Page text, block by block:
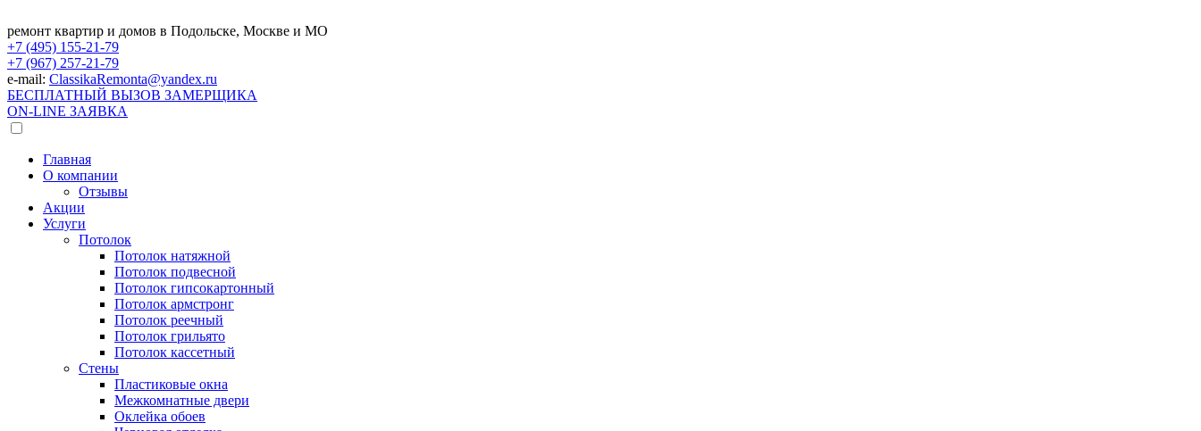
ремонт квартир и домов в Подольске, Москве и МО
+7 (495) 155-21-79
+7 (967) 257-21-79
e-mail: ClassikaRemonta@yandex.ru
БЕСПЛАТНЫЙ ВЫЗОВ ЗАМЕРЩИКА
ON-LINE ЗАЯВКА
Главная
О компании
Отзывы
Акции
Услуги
Потолок
Потолок натяжной
Потолок подвесной
Потолок гипсокартонный
Потолок армстронг
Потолок реечный
Потолок грильято
Потолок кассетный
Стены
Пластиковые окна
Межкомнатные двери
Оклейка обоев